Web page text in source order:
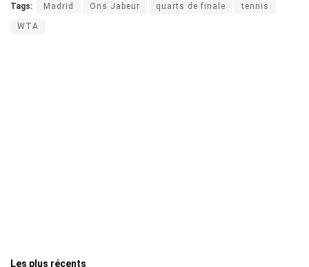
Tags: Madrid Ons Jabeur quarts de finale tennis
WTA
Les plus récents